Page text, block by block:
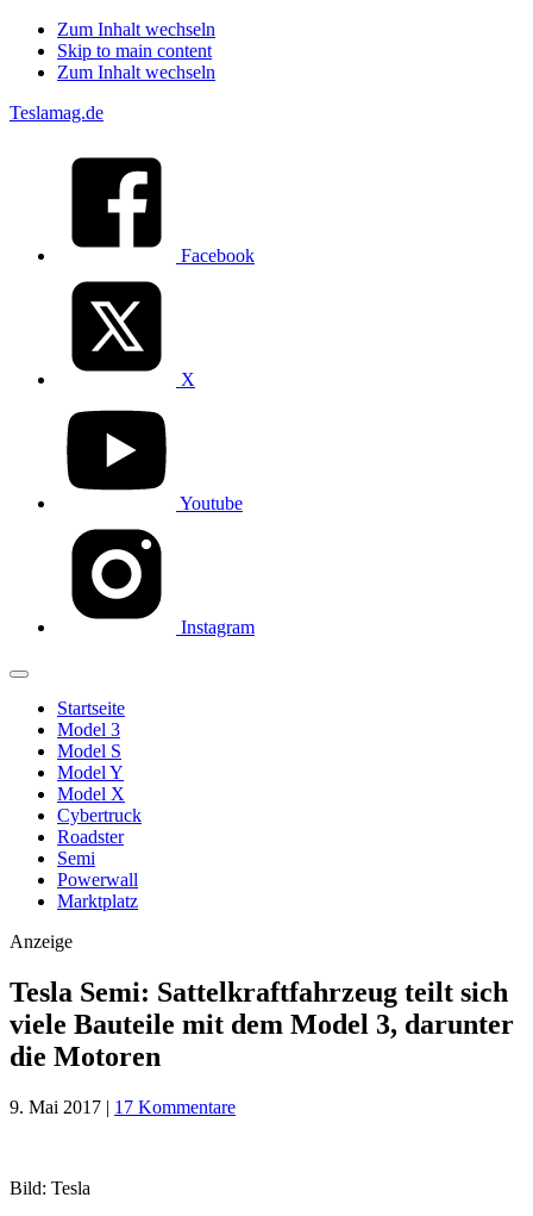
Zum Inhalt wechseln
Skip to main content
Zum Inhalt wechseln
Teslamag.de
Facebook
X
Youtube
Instagram
Startseite
Model 3
Model S
Model Y
Model X
Cybertruck
Roadster
Semi
Powerwall
Marktplatz
Anzeige
Tesla Semi: Sattelkraftfahrzeug teilt sich
viele Bauteile mit dem Model 3, darunter
die Motoren
9. Mai 2017 | 17 Kommentare
Bild: Tesla